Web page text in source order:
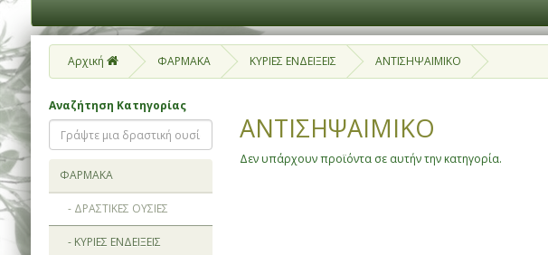
Αρχική ΦΑΡΜΑΚΑ ΚΥΡΙΕΣ ΕΝΔΕΙΞΕΙΣ ΑΝΤΙΣΗΨΑΙΜΙΚΟ
Αναζήτηση Κατηγορίας
ΦΑΡΜΑΚΑ
- ΔΡΑΣΤΙΚΕΣ ΟΥΣΙΕΣ
- ΚΥΡΙΕΣ ΕΝΔΕΙΞΕΙΣ
ΑΝΤΙΣΗΨΑΙΜΙΚΟ
Δεν υπάρχουν προϊόντα σε αυτήν την κατηγορία.